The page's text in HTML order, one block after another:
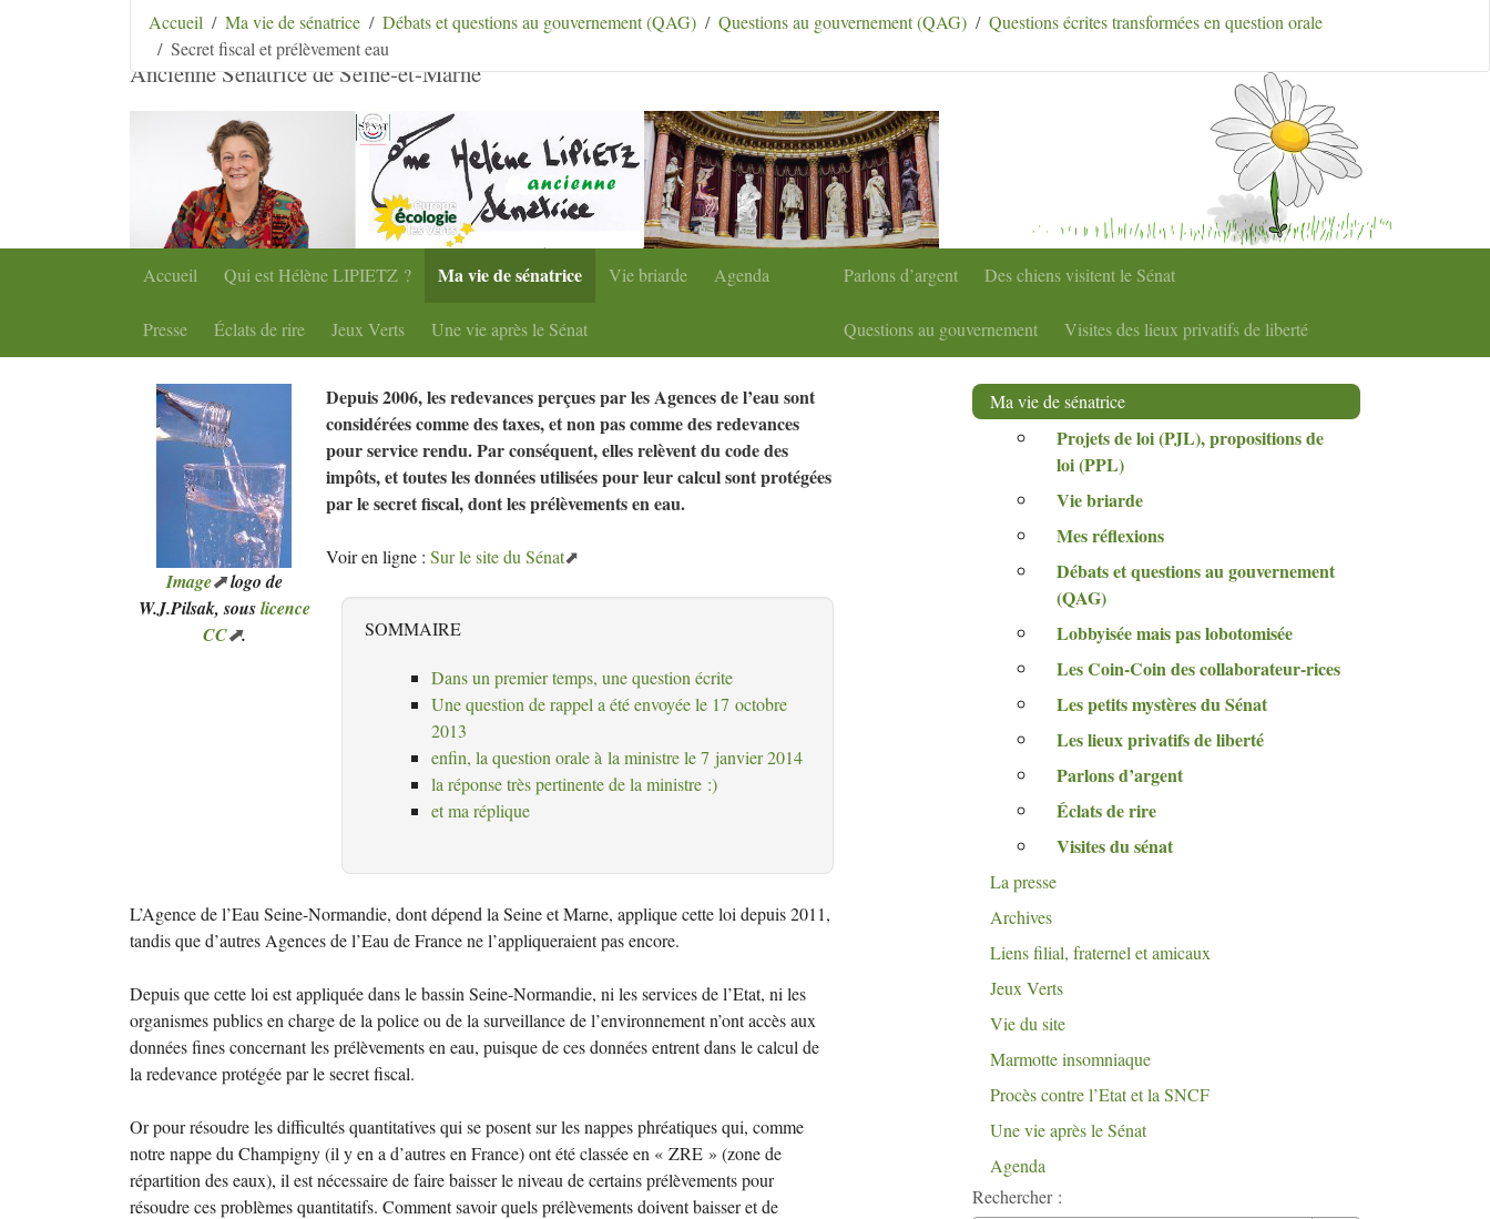
Aller au contenu Aller au menu Aller au menu secondaire Aller à la recherche
Hélène Lipietz
Ancienne Sénatrice de Seine-et-Marne
Accueil Qui est HélèneLIPIETZ ? Ma vie de sénatrice Vie briarde Agenda
Presse Éclats de rire Jeux Verts Une vie après le Sénat
Parlons d’argent Des chiens visitent le Sénat
Questions au gouvernement Visites des lieux privatifs de liberté
Accueil Ma vie de sénatrice Débats et questions au gouvernement (QAG) Questions au gouvernement (QAG)
Questions écrites transformées en question orale
Secret fiscal et prélèvement eau
Image logo de
W.J.Pilsak, souslicence
CC .
Depuis 2006, les redevances perçues par les Agences de l’eau sont
considérées comme des taxes, et non pas comme des redevances
pour service rendu. Par conséquent, elles relèvent du code des
impôts, et toutes les données utilisées pour leur calcul sont protégées
par le secret fiscal, dont les prélèvements en eau.
Voir en ligne :Sur le site du Sénat
SOMMAIRE
Dans un premier temps, une question écrite
Une question de rappel a été envoyée le 17 octobre
2013
enfin, la question orale à la ministre le 7 janvier 2014
la réponse très pertinente de la ministre :)
et ma réplique
L’Agence de l’Eau Seine-Normandie, dont dépend la Seine et Marne, applique cette loi depuis 2011,
tandis que d’autres Agences de l’Eau de France ne l’appliqueraient pas encore.
Depuis que cette loi est appliquée dans le bassin Seine-Normandie, ni les services de l’Etat, ni les
organismes publics en charge de la police ou de la surveillance de l’environnement n’ont accès aux
données fines concernant les prélèvements en eau, puisque de ces données entrent dans le calcul de
la redevance protégée par le secret fiscal.
Or pour résoudre les difficultés quantitatives qui se posent sur les nappes phréatiques qui, comme
notre nappe du Champigny (il y en a d’autres en France) ont été classée en « ZRE » (zone de
répartition des eaux), il est nécessaire de faire baisser le niveau de certains prélèvements pour
résoudre ces problèmes quantitatifs. Comment savoir quels prélèvements doivent baisser et de
Ma vie de sénatrice
Projets de loi (PJL), propositions de
loi (PPL)
Vie briarde
Mes réflexions
Débats et questions au gouvernement
(QAG)
Lobbyisée mais pas lobotomisée
Les Coin-Coin des collaborateur-rices
Les petits mystères du Sénat
Les lieux privatifs de liberté
Parlons d’argent
Éclats de rire
Visites du sénat
La presse
Archives
Liens filial, fraternel et amicaux
Jeux Verts
Vie du site
Marmotte insomniaque
Procès contre l’Etat et la SNCF
Une vie après le Sénat
Agenda
Rechercher :